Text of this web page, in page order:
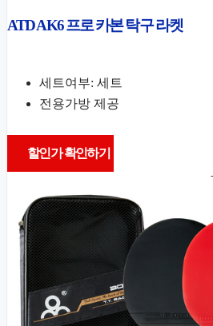
ATD AK6 프로 카본 탁구 라켓
세트여부: 세트
전용가방 제공
할인가 확인하기